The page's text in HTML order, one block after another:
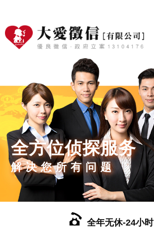
全方位侦探服务
解决您所有问题
全年无休-24小时